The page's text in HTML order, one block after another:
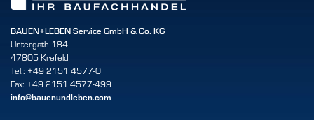
BAUEN+LEBEN Service GmbH & Co. KG
Untergath 184
47805 Krefeld
Tel.: +49 2151 4577-0
Fax: +49 2151 4577-499
info@bauenundleben.com